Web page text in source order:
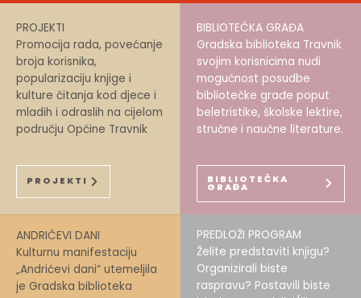
PROJEKTI
Promocija rada, povećanje
broja korisnika,
popularizaciju knjige i
kulture čitanja kod djece i
mladih i odraslih na cijelom
području Općine Travnik
PROJEKTI
BIBLIOTEČKA GRAĐA
Gradska biblioteka Travnik
svojim korisnicima nudi
mogućnost posudbe
bibliotečke građe poput
beletristike, školske lektire,
stručne i naučne literature.
BIBLIOTEČKA
GRAĐA
ANDRIĆEVI DANI
Kulturnu manifestaciju
„Andrićevi dani“ utemeljila
je Gradska biblioteka
PREDLOŽI PROGRAM
Želite predstaviti knjigu?
Organizirali biste
raspravu? Postavili biste